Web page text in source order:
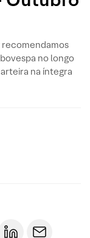
recomendamos
no longo
na íntegra